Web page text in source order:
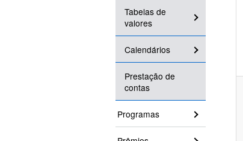
Tabelas de
valores
Calendários
Prestação de
contas
Programas